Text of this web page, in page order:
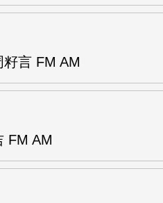
言 FM AM
FM AM